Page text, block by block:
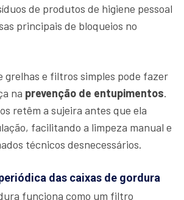
de produtos de higiene pessoal
principais de bloqueios no
grelhas e filtros simples pode fazer
na prevenção de entupimentos.
retêm a sujeira antes que ela
facilitando a limpeza manual e
técnicos desnecessários.
das caixas de gordura
funciona como um filtro